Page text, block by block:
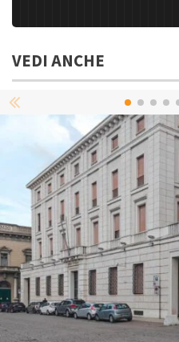
VEDI ANCHE